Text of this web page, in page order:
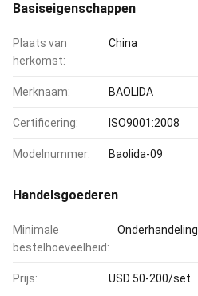
Basiseigenschappen
Plaats van
herkomst:
China
Merknaam: BAOLIDA
Certificering: ISO9001:2008
Modelnummer: Baolida-09
Handelsgoederen
Minimale
bestelhoeveelheid:
Onderhandeling
Prijs: USD 50-200/set